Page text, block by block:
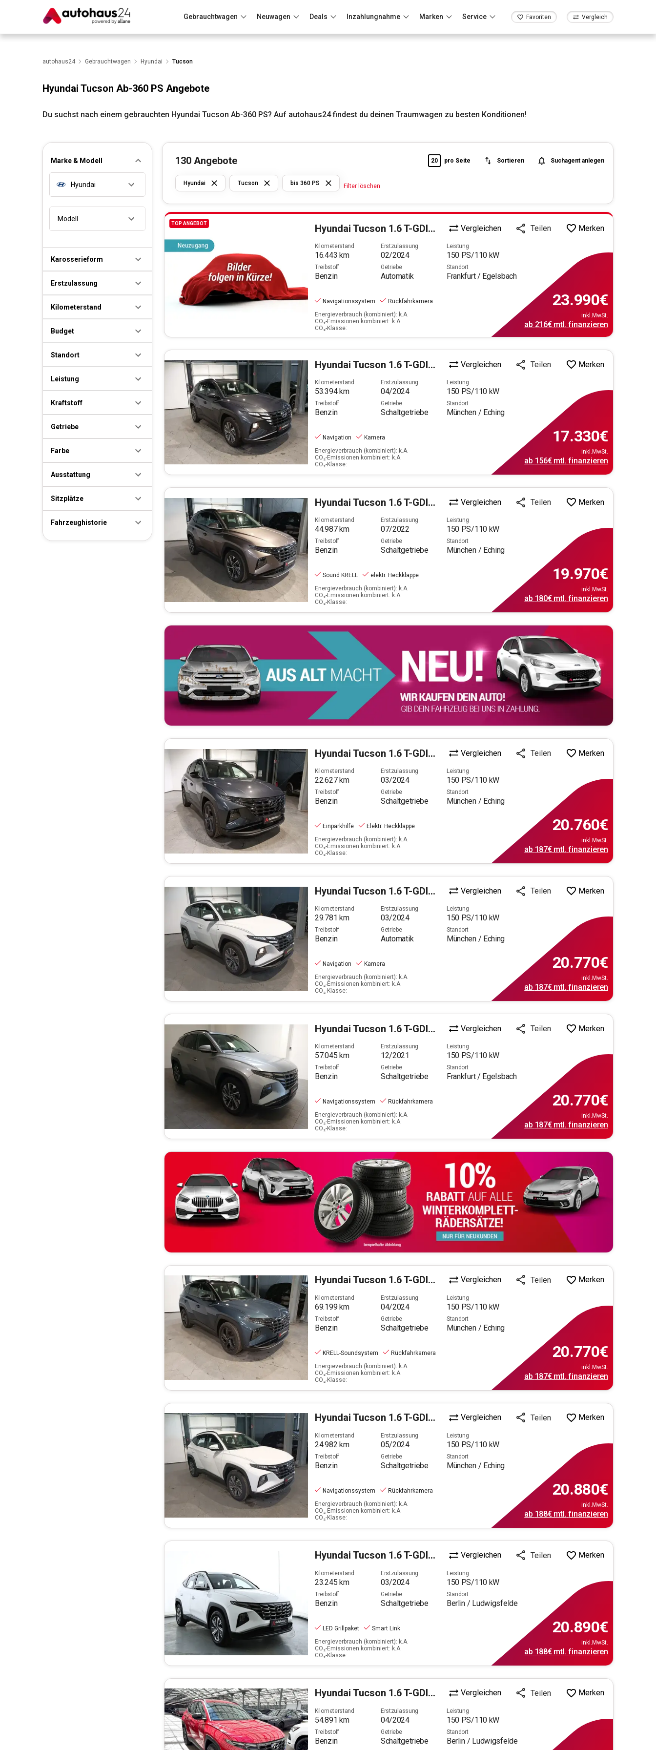
Gebrauchtwagen Neuwagen Deals Inzahlungnahme Marken Service Favoriten Vergleich
Wir bewerten dein AutoRund um die Inzahlungnahme
autohaus24 Gebrauchtwagen Hyundai Tucson
Hyundai Tucson Ab-360 PS Angebote
Du suchst nach einem gebrauchten Hyundai Tucson Ab-360 PS? Auf autohaus24 findest du deinen Traumwagen zu besten Konditionen!
Marke & Modell
Hyundai
Modell
Karosserieform
Erstzulassung
Kilometerstand
Budget
Standort
Leistung
Kraftstoff
Getriebe
Farbe
Ausstattung
Sitzplätze
Fahrzeughistorie
130 Angebote
bis 360
20 pro Seite Sortieren Suchagent anlegen
Hyundai Tucson bis 360 PS Filter löschen
TOP ANGEBOT Hyundai Tucson 1.6 T-GDI Select Mild-Hybrid 2WD (EURO 6d) Vergleichen Teilen Merken
Kilometerstand
16.443 km
Erstzulassung
02/2024
Leistung
150 PS/110 kW
Treibstoff
Benzin
Getriebe
Automatik
Standort
Frankfurt / Egelsbach
Navigationssystem
Rückfahrkamera
Energieverbrauch (kombiniert): k.A.
CO₂-Emissionen kombiniert: k.A.
CO₂-Klasse:
23.990€
inkl.MwSt.
ab 216€mtl. finanzieren
Hyundai Tucson 1.6 T-GDI Select 2WD Vergleichen Teilen Merken
Kilometerstand
53.394km
Erstzulassung
04/2024
Leistung
150 PS/110 kW
Treibstoff
Benzin
Getriebe
Schaltgetriebe
Standort
München / Eching
Navigation
Kamera
Energieverbrauch (kombiniert): k.A.
CO₂-Emissionen kombiniert: k.A.
CO₂-Klasse:
17.330€
inkl.MwSt.
ab 156€mtl. finanzieren
Hyundai Tucson 1.6 T-GDI Trend Mild-Hybrid Vergleichen Teilen Merken
Kilometerstand
44.987km
Erstzulassung
07/2022
Leistung
150 PS/110 kW
Treibstoff
Benzin
Getriebe
Schaltgetriebe
Standort
München / Eching
Sound KRELL
elektr. Heckklappe
Energieverbrauch (kombiniert): k.A.
CO₂-Emissionen kombiniert: k.A.
CO₂-Klasse:
19.970€
inkl.MwSt.
ab 180€mtl. finanzieren
Hyundai Tucson 1.6 T-GDI Advantage 2WD Vergleichen Teilen Merken
Kilometerstand
22.627km
Erstzulassung
03/2024
Leistung
150 PS/110 kW
Treibstoff
Benzin
Getriebe
Schaltgetriebe
Standort
München / Eching
Einparkhilfe
Elektr. Heckklappe
Energieverbrauch (kombiniert): k.A.
CO₂-Emissionen kombiniert: k.A.
CO₂-Klasse:
20.760€
inkl.MwSt.
ab 187€mtl. finanzieren
Hyundai Tucson 1.6 T-GDI Select Mild-Hybrid 2WD Vergleichen Teilen Merken
Kilometerstand
29.781 km
Erstzulassung
03/2024
Leistung
150 PS/110 kW
Treibstoff
Benzin
Getriebe
Automatik
Standort
München / Eching
Navigation
Kamera
Energieverbrauch (kombiniert): k.A.
CO₂-Emissionen kombiniert: k.A.
CO₂-Klasse:
20.770€
inkl.MwSt.
ab 187€mtl. finanzieren
Hyundai Tucson 1.6 T-GDI Trend Mild-Hybrid 2WD (EURO 6d) Vergleichen Teilen Merken
Kilometerstand
57.045 km
Erstzulassung
12/2021
Leistung
150 PS/110 kW
Treibstoff
Benzin
Getriebe
Schaltgetriebe
Standort
Frankfurt / Egelsbach
Navigationssystem
Rückfahrkamera
Energieverbrauch (kombiniert): k.A.
CO₂-Emissionen kombiniert: k.A.
CO₂-Klasse:
20.770€
inkl.MwSt.
ab 187€mtl. finanzieren
Hyundai Tucson 1.6 T-GDI Advantage 2WD Vergleichen Teilen Merken
Kilometerstand
69.199km
Erstzulassung
04/2024
Leistung
150 PS/110 kW
Treibstoff
Benzin
Getriebe
Schaltgetriebe
Standort
München / Eching
KRELL-Soundsystem
Rückfahrkamera
Energieverbrauch (kombiniert): k.A.
CO₂-Emissionen kombiniert: k.A.
CO₂-Klasse:
20.770€
inkl.MwSt.
ab 187€mtl. finanzieren
Hyundai Tucson 1.6 T-GDI Select 2WD Vergleichen Teilen Merken
Kilometerstand
24.982 km
Erstzulassung
05/2024
Leistung
150 PS/110 kW
Treibstoff
Benzin
Getriebe
Schaltgetriebe
Standort
München / Eching
Navigationssystem
Rückfahrkamera
Energieverbrauch (kombiniert): k.A.
CO₂-Emissionen kombiniert: k.A.
CO₂-Klasse:
20.880€
inkl.MwSt.
ab 188€mtl. finanzieren
Hyundai Tucson 1.6 T-GDI Select Vergleichen Teilen Merken
Kilometerstand
23.245 km
Erstzulassung
03/2024
Leistung
150 PS/110 kW
Treibstoff
Benzin
Getriebe
Schaltgetriebe
Standort
Berlin / Ludwigsfelde
LED Grillpaket
Smart Link
Energieverbrauch (kombiniert): k.A.
CO₂-Emissionen kombiniert: k.A.
CO₂-Klasse:
20.890€
inkl.MwSt.
ab 188€mtl. finanzieren
Hyundai Tucson 1.6 T-GDI Advantage 2WD (EURO 6d)(OPF) Vergleichen Teilen Merken
Kilometerstand
54.891 km
Erstzulassung
04/2024
Leistung
150 PS/110 kW
Treibstoff
Benzin
Getriebe
Schaltgetriebe
Standort
Berlin / Ludwigsfelde